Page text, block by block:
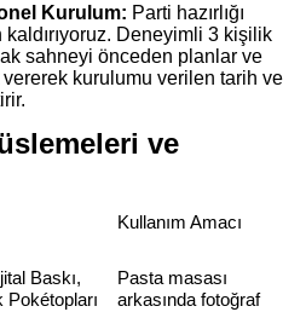
Kurulum: Parti hazırlığı
Deneyimli 3 kişilik
sahneyi önceden planlar ve
kurulumu verilen tarih ve
ve
Kullanım Amacı
Baskı,
Pasta masası
arkasında fotoğraf